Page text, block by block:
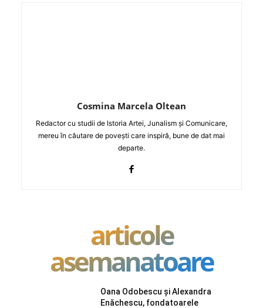
Cosmina Marcela Oltean
Redactor cu studii de Istoria Artei, Junalism și Comunicare,
mereu în căutare de povești care inspiră, bune de dat mai
departe.
articole
asemanatoare
Oana Odobescu și Alexandra
Enăchescu, fondatoarele